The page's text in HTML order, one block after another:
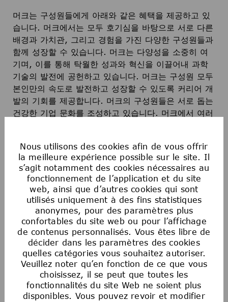
Nous utilisons des cookies afin de vous offrir
la meilleure expérience possible sur le site. Il
s’agit notamment des cookies nécessaires au
fonctionnement de l’application et du site
web, ainsi que d’autres cookies qui sont
utilisés uniquement à des fins statistiques
anonymes, pour des paramètres plus
confortables du site web ou pour l’affichage
de contenus personnalisés. Vous êtes libre de
décider dans les paramètres des cookies
quelles catégories vous souhaitez autoriser.
Veuillez noter qu’en fonction de ce que vous
choisissez, il se peut que toutes les
fonctionnalités du site Web ne soient plus
disponibles. Vous pouvez revoir et modifier
머크는 구성원들에게 아래와 같은 혜택을 제공하고 있
습니다. 머크에서는 모두 호기심을 바탕으로 서로 다른
배경과 가치관, 그리고 경험을 가진 다양한 구성원들과
함께 성장할 수 있습니다. 머크는 다양성을 소중히 여
기며, 이를 통해 탁월한 성과와 혁신을 이끌어내 과학
기술의 발전에 공헌하고 있습니다. 머크는 구성원 모두
본인만의 속도로 발전하고 성장할 수 있도록 커리어 개
발의 기회를 제공합니다. 머크의 구성원들은 서로 돕는
건강한 기업 문화를 조성하고 있습니다. 머크에서 여러
다양성으로 가득한 머크의 구성원이 되어주세요!
Postulez maintenant
Enregistrer l'offre